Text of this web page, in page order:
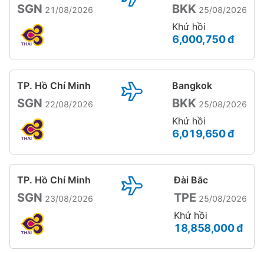
SGN 21/08/2026 BKK 25/08/2026
Khứ hồi
6,000,750 đ
TP. Hồ Chí Minh
SGN 22/08/2026
Bangkok
BKK 25/08/2026
Khứ hồi
6,019,650 đ
TP. Hồ Chí Minh
SGN 23/08/2026
Đài Bắc
TPE 25/08/2026
Khứ hồi
18,858,000 đ